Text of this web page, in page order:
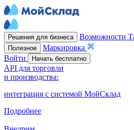
Решения для бизнеса Возможности
Полезное
Маркировка
Войти
Начать бесплатно
API для торговли
и производства:
интеграция с системой МойСклад
Подробнее